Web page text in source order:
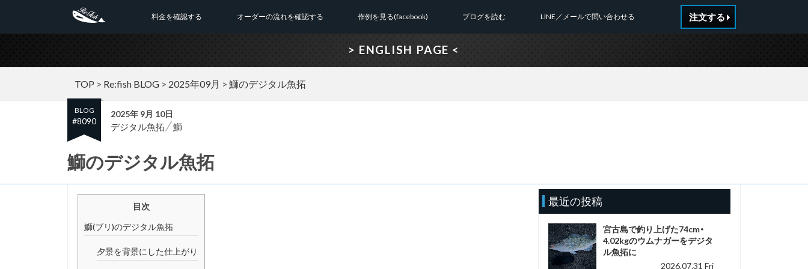
LINE／メールで問い合わせる
料金を確認する オーダーの流れを確認する 作例を見る(facebook) ブログを読む 注文する
> ENGLISH PAGE <
TOP > Re:fish BLOG > 2025年09月 > 鰤のデジタル魚拓
BLOG
#8090
2025年 9月 10日
デジタル魚拓 鰤
鰤のデジタル魚拓
目次
鰤(ブリ)のデジタル魚拓
夕景を背景にした仕上がり
最近の投稿
宮古島で釣り上げた74cm・
4.02kgのウムナガーをデジタ
ル魚拓に
2026.07.31 Fri